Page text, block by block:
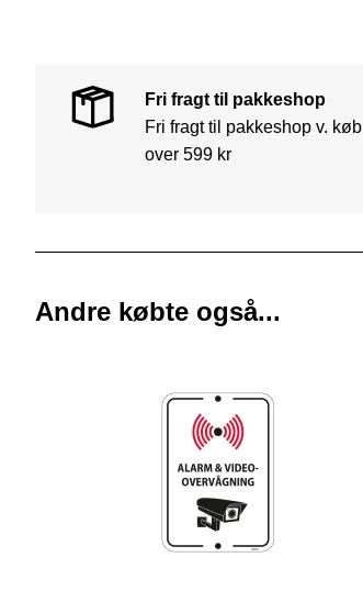
Fri fragt til pakkeshop
Fri fragt til pakkeshop v. køb
over 599 kr
Andre købte også...